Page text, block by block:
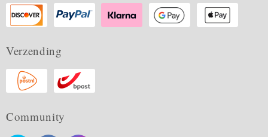
Verzending
Community